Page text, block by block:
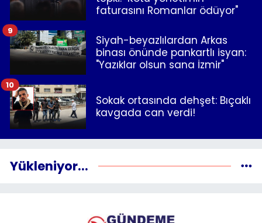
faturasını Romanlar ödüyor"
Siyah-beyazlılardan Arkas
binası önünde pankartlı isyan:
"Yazıklar olsun sana İzmir"
9
Sokak ortasında dehşet: Bıçaklı
kavgada can verdi!
10
Yükleniyor...